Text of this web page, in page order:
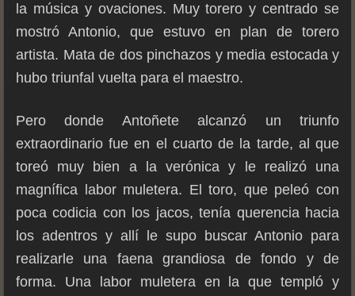
la música y ovaciones. Muy torero y centrado se
mostró Antonio, que estuvo en plan de torero
artista. Mata de dos pinchazos y media estocada y
hubo triunfal vuelta para el maestro.
Pero donde Antoñete alcanzó un triunfo
extraordinario fue en el cuarto de la tarde, al que
toreó muy bien a la verónica y le realizó una
magnífica labor muletera. El toro, que peleó con
poca codicia con los jacos, tenía querencia hacia
los adentros y allí le supo buscar Antonio para
realizarle una faena grandiosa de fondo y de
forma. Una labor muletera en la que templó y